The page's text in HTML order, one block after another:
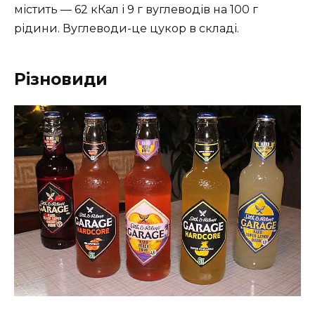
містить — 62 кКал і 9 г вуглеводів на 100 г
рідини. Вуглеводи-це цукор в складі.
Різновиди